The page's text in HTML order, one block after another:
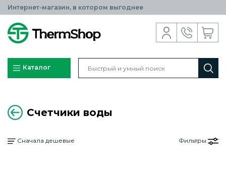
Интернет-магазин, в котором выгоднее
Каталог
Счетчики воды
Сначала дешевые Фильтры